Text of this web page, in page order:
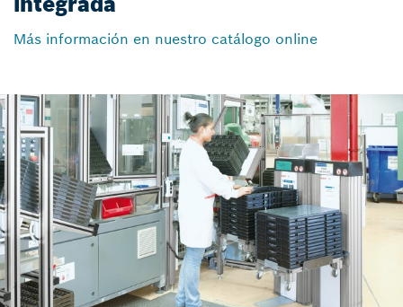
Más información en nuestro catálogo online